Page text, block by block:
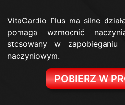
VitaCardio Plus ma silne
pomaga wzmocnić
stosowany w zapobieganiu
naczyniowym.
POBIERZ W